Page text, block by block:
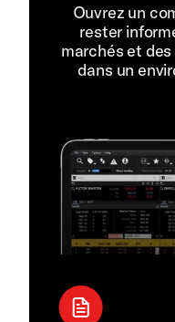
Ouvrez un
rester
marchés et
dans un